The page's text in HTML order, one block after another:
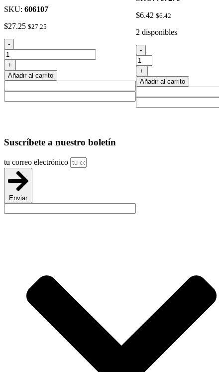
SKU: 606107
$27.25 $27.25
Negro
#
181
De
La
-
+
Añadir al carrito
$6.42 $6.42
2 disponibles
Cuchillo
De
Uso
cantidad
-
+
Añadir al carrito
Suscríbete a nuestro boletín
tu correo electrónico
Enviar